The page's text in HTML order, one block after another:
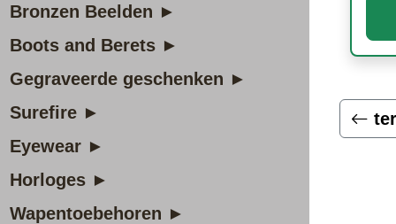
Bronzen Beelden ►
Boots and Berets ►
Gegraveerde geschenken ►
Surefire ►
Eyewear ►
Horloges ►
Wapentoebehoren ►